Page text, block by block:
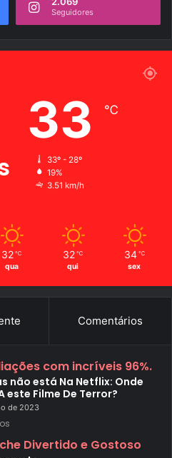
Seguidores
33 ℃
33º - 28º
19%
3.51 km/h
32 ℃
qua
32 ℃
qui
34 ℃
sex
Comentários
com incríveis 96%.
não está Na Netflix: Onde
este Filme De Terror?
de 2023
Divertido e Gostoso